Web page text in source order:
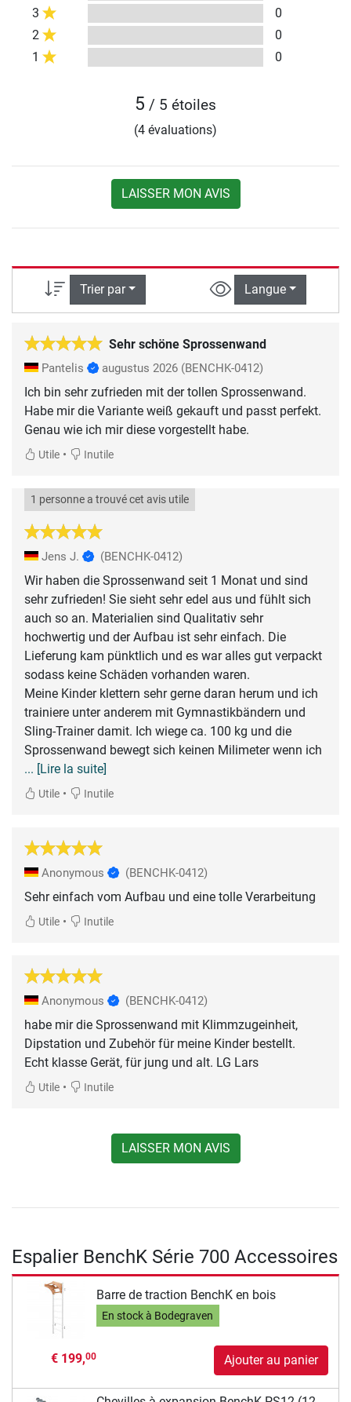
3
0
2
0
1
0
5 / 5 étoiles
(4 évaluations)
LAISSER MON AVIS
Trier par Langue
Sehr schöne Sprossenwand
Pantelis augustus 2026 (BENCHK-0412)
Ich bin sehr zufrieden mit der tollen Sprossenwand.
Habe mir die Variante weiß gekauft und passt perfekt.
Genau wie ich mir diese vorgestellt habe.
Utile • Inutile
1 personne a trouvé cet avis utile
Jens J. (BENCHK-0412)
Wir haben die Sprossenwand seit 1 Monat und sind
sehr zufrieden! Sie sieht sehr edel aus und fühlt sich
auch so an. Materialien sind Qualitativ sehr
hochwertig und der Aufbau ist sehr einfach. Die
Lieferung kam pünktlich und es war alles gut verpackt
sodass keine Schäden vorhanden waren.
Meine Kinder klettern sehr gerne daran herum und ich
trainiere unter anderem mit Gymnastikbändern und
Sling-Trainer damit. Ich wiege ca. 100 kg und die
Sprossenwand bewegt sich keinen Milimeter wenn ich
... [Lire la suite]
Utile • Inutile
Anonymous (BENCHK-0412)
Sehr einfach vom Aufbau und eine tolle Verarbeitung
Utile • Inutile
Anonymous (BENCHK-0412)
habe mir die Sprossenwand mit Klimmzugeinheit,
Dipstation und Zubehör für meine Kinder bestellt.
Echt klasse Gerät, für jung und alt. LG Lars
Utile • Inutile
LAISSER MON AVIS
Espalier BenchK Série 700 Accessoires
Barre de traction BenchK en bois
En stock à Bodegraven
€ 199,00 Ajouter au panier